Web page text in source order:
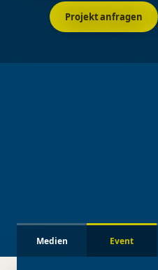
Projekt anfragen
Medien Event